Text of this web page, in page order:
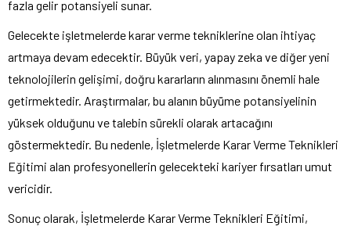
fazla gelir potansiyeli sunar.
Gelecekte işletmelerde karar verme tekniklerine olan ihtiyaç
artmaya devam edecektir. Büyük veri, yapay zeka ve diğer yeni
teknolojilerin gelişimi, doğru kararların alınmasını önemli hale
getirmektedir. Araştırmalar, bu alanın büyüme potansiyelinin
yüksek olduğunu ve talebin sürekli olarak artacağını
göstermektedir. Bu nedenle, İşletmelerde Karar Verme Teknikleri
Eğitimi alan profesyonellerin gelecekteki kariyer fırsatları umut
vericidir.
Sonuç olarak, İşletmelerde Karar Verme Teknikleri Eğitimi,